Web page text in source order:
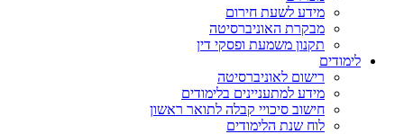
מידע לשעת חירום
מבקרת האוניברסיטה
תקנון משמעת ופסקי דין
לימודים
רישום לאוניברסיטה
מידע למתעניינים בלימודים
חישוב סיכויי קבלה לתואר ראשון
לוח שנת הלימודים